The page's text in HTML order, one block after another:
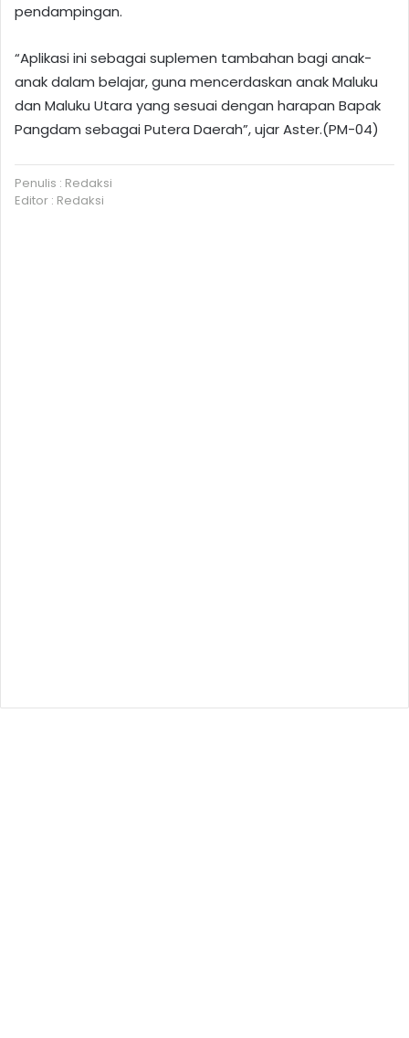
pendampingan.
“Aplikasi ini sebagai suplemen tambahan bagi anak-
anak dalam belajar, guna mencerdaskan anak Maluku
dan Maluku Utara yang sesuai dengan harapan Bapak
Pangdam sebagai Putera Daerah”, ujar Aster.(PM-04)
Penulis : Redaksi
Editor : Redaksi